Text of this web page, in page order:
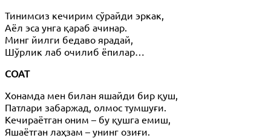
Тинимсиз кечирим сўрайди эркак,
Аёл эса унга қараб ачинар.
Минг йилги бедаво ярадай,
Шўрлик лаб очилиб ёпилар…
СОАТ
Хонамда мен билан яшайди бир қуш,
Патлари забаржад, олмос тумшуғи.
Кечираётган оним – бу қушга емиш,
Яшаётган лаҳзам – унинг озиғи.